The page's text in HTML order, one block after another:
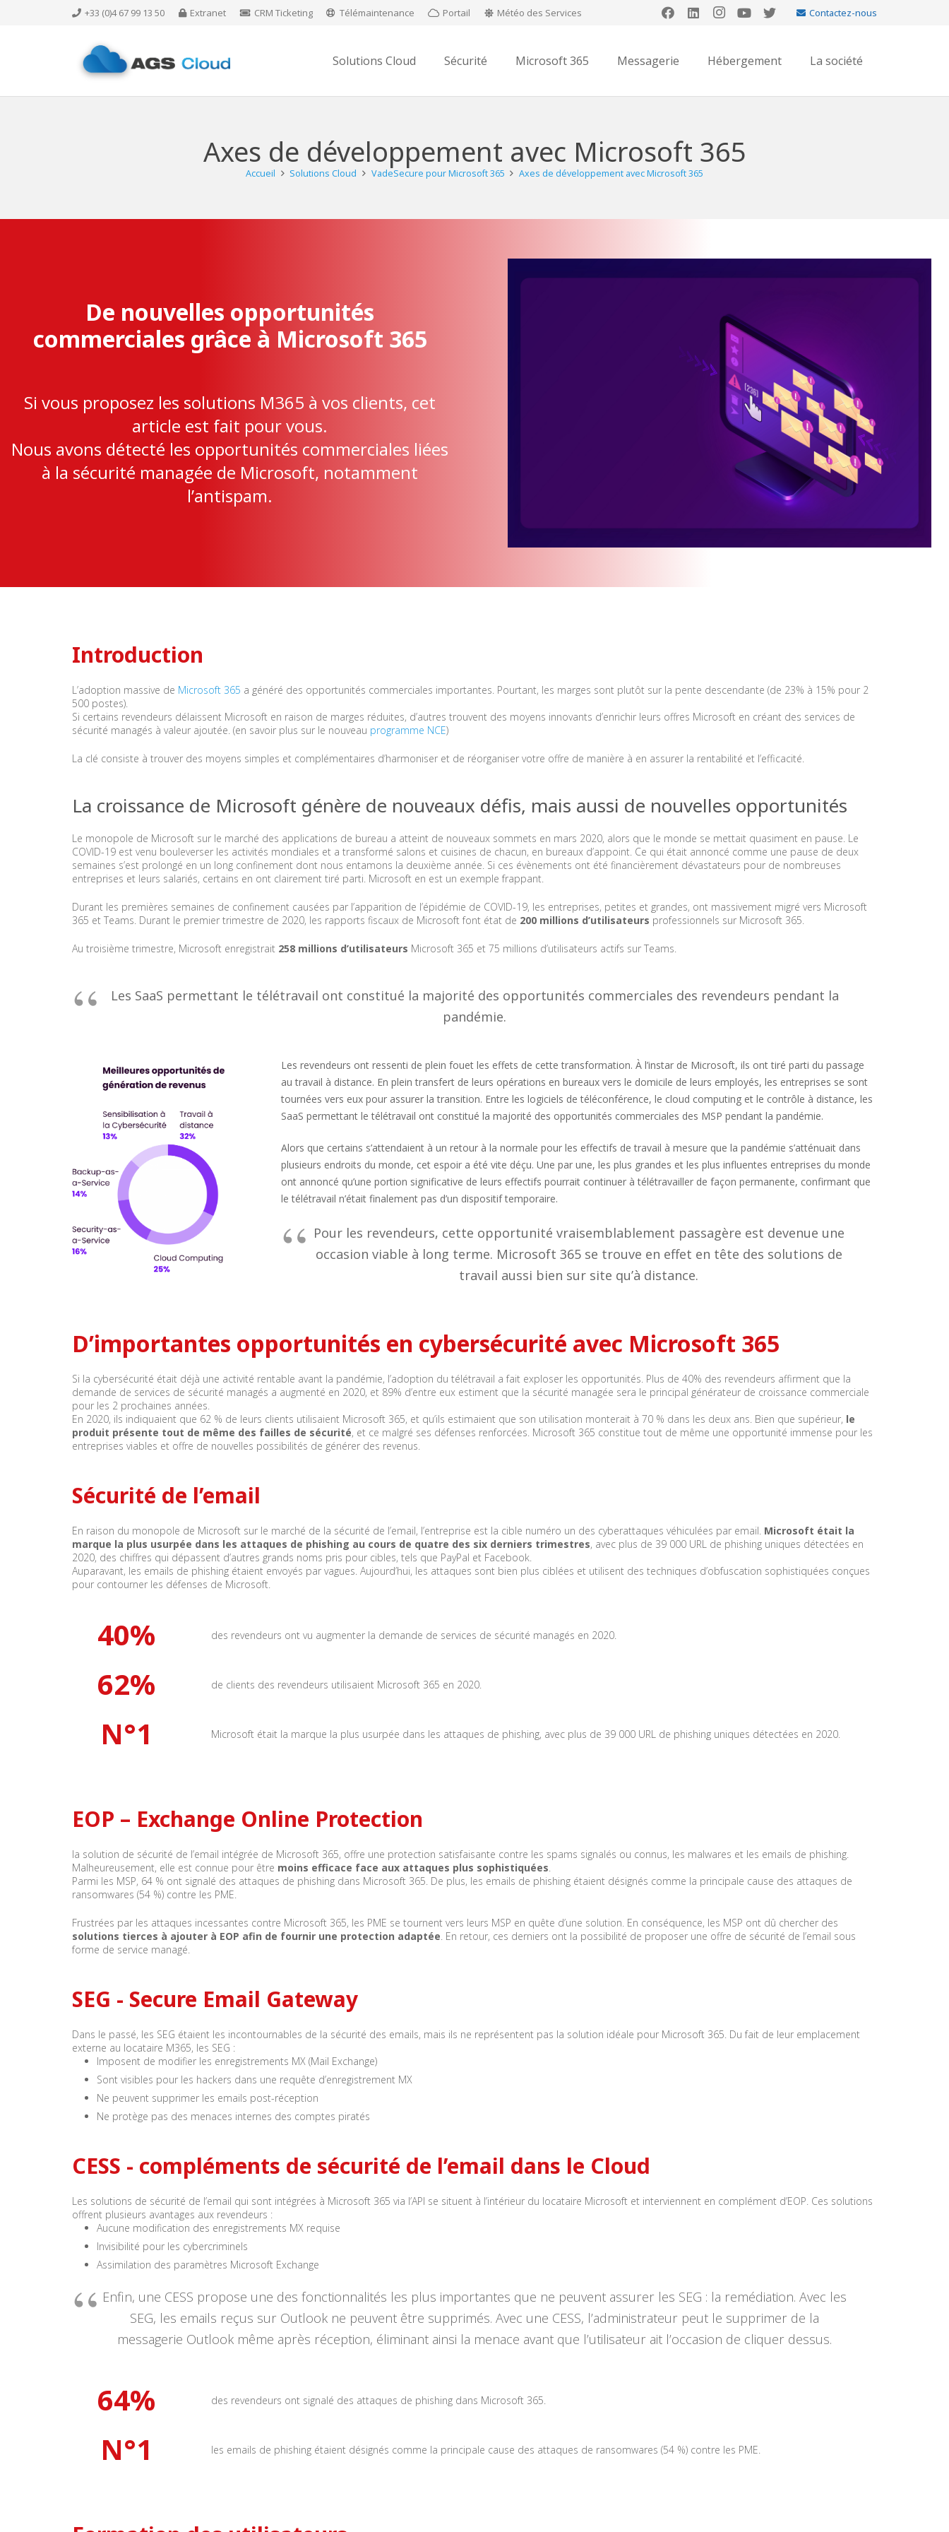
+33 (0)4 67 99 13 50 Extranet CRM Ticketing Télémaintenance Portail Météo des Services Contactez-nous
Solutions Cloud Sécurité Microsoft 365 Messagerie Hébergement La société
Axes de développement avec Microsoft 365
Accueil Solutions Cloud VadeSecure pour Microsoft 365 Axes de développement avec Microsoft 365
De nouvelles opportunités
commerciales grâce à Microsoft 365
Si vous proposez les solutions M365 à vos clients, cet
article est fait pour vous.
Nous avons détecté les opportunités commerciales liées
à la sécurité managée de Microsoft, notamment
l’antispam.
Introduction
L’adoption massive de Microsoft 365 a généré des opportunités commerciales importantes. Pourtant, les marges sont plutôt sur la pente descendante (de 23% à 15% pour 2
500 postes).
Si certains revendeurs délaissent Microsoft en raison de marges réduites, d’autres trouvent des moyens innovants d’enrichir leurs offres Microsoft en créant des services de
sécurité managés à valeur ajoutée. (en savoir plus sur le nouveau programme NCE)
La clé consiste à trouver des moyens simples et complémentaires d’harmoniser et de réorganiser votre offre de manière à en assurer la rentabilité et l’efficacité.
La croissance de Microsoft génère de nouveaux défis, mais aussi de nouvelles opportunités
Le monopole de Microsoft sur le marché des applications de bureau a atteint de nouveaux sommets en mars 2020, alors que le monde se mettait quasiment en pause. Le
COVID-19 est venu bouleverser les activités mondiales et a transformé salons et cuisines de chacun, en bureaux d’appoint. Ce qui était annoncé comme une pause de deux
semaines s’est prolongé en un long confinement dont nous entamons la deuxième année. Si ces évènements ont été financièrement dévastateurs pour de nombreuses
entreprises et leurs salariés, certains en ont clairement tiré parti. Microsoft en est un exemple frappant.
Durant les premières semaines de confinement causées par l’apparition de l’épidémie de COVID-19, les entreprises, petites et grandes, ont massivement migré vers Microsoft
365 et Teams. Durant le premier trimestre de 2020, les rapports fiscaux de Microsoft font état de 200 millions d’utilisateurs professionnels sur Microsoft 365.
Au troisième trimestre, Microsoft enregistrait 258 millions d’utilisateurs Microsoft 365 et 75 millions d’utilisateurs actifs sur Teams.
Les SaaS permettant le télétravail ont constitué la majorité des opportunités commerciales des revendeurs pendant la
pandémie.
Les revendeurs ont ressenti de plein fouet les effets de cette transformation. À l’instar de Microsoft, ils ont tiré parti du passage
au travail à distance. En plein transfert de leurs opérations en bureaux vers le domicile de leurs employés, les entreprises se sont
tournées vers eux pour assurer la transition. Entre les logiciels de téléconférence, le cloud computing et le contrôle à distance, les
SaaS permettant le télétravail ont constitué la majorité des opportunités commerciales des MSP pendant la pandémie.
Alors que certains s’attendaient à un retour à la normale pour les effectifs de travail à mesure que la pandémie s’atténuait dans
plusieurs endroits du monde, cet espoir a été vite déçu. Une par une, les plus grandes et les plus influentes entreprises du monde
ont annoncé qu’une portion significative de leurs effectifs pourrait continuer à télétravailler de façon permanente, confirmant que
le télétravail n’était finalement pas d’un dispositif temporaire.
Pour les revendeurs, cette opportunité vraisemblablement passagère est devenue une
occasion viable à long terme. Microsoft 365 se trouve en effet en tête des solutions de
travail aussi bien sur site qu’à distance.
D’importantes opportunités en cybersécurité avec Microsoft 365
Si la cybersécurité était déjà une activité rentable avant la pandémie, l’adoption du télétravail a fait exploser les opportunités. Plus de 40% des revendeurs affirment que la
demande de services de sécurité managés a augmenté en 2020, et 89% d’entre eux estiment que la sécurité managée sera le principal générateur de croissance commerciale
pour les 2 prochaines années.
En 2020, ils indiquaient que 62 % de leurs clients utilisaient Microsoft 365, et qu’ils estimaient que son utilisation monterait à 70 % dans les deux ans. Bien que supérieur, le
produit présente tout de même des failles de sécurité, et ce malgré ses défenses renforcées. Microsoft 365 constitue tout de même une opportunité immense pour les
entreprises viables et offre de nouvelles possibilités de générer des revenus.
Sécurité de l’email
En raison du monopole de Microsoft sur le marché de la sécurité de l’email, l’entreprise est la cible numéro un des cyberattaques véhiculées par email. Microsoft était la
marque la plus usurpée dans les attaques de phishing au cours de quatre des six derniers trimestres, avec plus de 39 000 URL de phishing uniques détectées en
2020, des chiffres qui dépassent d’autres grands noms pris pour cibles, tels que PayPal et Facebook.
Auparavant, les emails de phishing étaient envoyés par vagues. Aujourd’hui, les attaques sont bien plus ciblées et utilisent des techniques d’obfuscation sophistiquées conçues
pour contourner les défenses de Microsoft.
40% des revendeurs ont vu augmenter la demande de services de sécurité managés en 2020.
62% de clients des revendeurs utilisaient Microsoft 365 en 2020.
N°1 Microsoft était la marque la plus usurpée dans les attaques de phishing, avec plus de 39 000 URL de phishing uniques détectées en 2020.
EOP – Exchange Online Protection
la solution de sécurité de l’email intégrée de Microsoft 365, offre une protection satisfaisante contre les spams signalés ou connus, les malwares et les emails de phishing.
Malheureusement, elle est connue pour être moins efficace face aux attaques plus sophistiquées.
Parmi les MSP, 64 % ont signalé des attaques de phishing dans Microsoft 365. De plus, les emails de phishing étaient désignés comme la principale cause des attaques de
ransomwares (54 %) contre les PME.
Frustrées par les attaques incessantes contre Microsoft 365, les PME se tournent vers leurs MSP en quête d’une solution. En conséquence, les MSP ont dû chercher des
solutions tierces à ajouter à EOP afin de fournir une protection adaptée. En retour, ces derniers ont la possibilité de proposer une offre de sécurité de l’email sous
forme de service managé.
SEG - Secure Email Gateway
Dans le passé, les SEG étaient les incontournables de la sécurité des emails, mais ils ne représentent pas la solution idéale pour Microsoft 365. Du fait de leur emplacement
externe au locataire M365, les SEG :
Imposent de modifier les enregistrements MX (Mail Exchange)
Sont visibles pour les hackers dans une requête d’enregistrement MX
Ne peuvent supprimer les emails post-réception
Ne protège pas des menaces internes des comptes piratés
CESS - compléments de sécurité de l’email dans le Cloud
Les solutions de sécurité de l’email qui sont intégrées à Microsoft 365 via l’API se situent à l’intérieur du locataire Microsoft et interviennent en complément d’EOP. Ces solutions
offrent plusieurs avantages aux revendeurs :
Aucune modification des enregistrements MX requise
Invisibilité pour les cybercriminels
Assimilation des paramètres Microsoft Exchange
Enfin, une CESS propose une des fonctionnalités les plus importantes que ne peuvent assurer les SEG : la remédiation. Avec les
SEG, les emails reçus sur Outlook ne peuvent être supprimés. Avec une CESS, l’administrateur peut le supprimer de la
messagerie Outlook même après réception, éliminant ainsi la menace avant que l’utilisateur ait l’occasion de cliquer dessus.
64% des revendeurs ont signalé des attaques de phishing dans Microsoft 365.
N°1 les emails de phishing étaient désignés comme la principale cause des attaques de ransomwares (54 %) contre les PME.